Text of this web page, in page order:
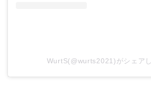
WurtS(@wurts2021)がシェア